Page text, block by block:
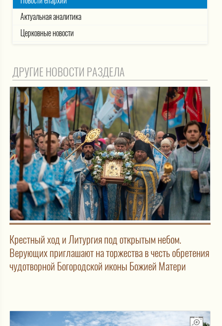
Актуальная аналитика
Церковные новости
ДРУГИЕ НОВОСТИ РАЗДЕЛА
Крестный ход и Литургия под открытым небом.
Верующих приглашают на торжества в честь обретения
чудотворной Богородской иконы Божией Матери